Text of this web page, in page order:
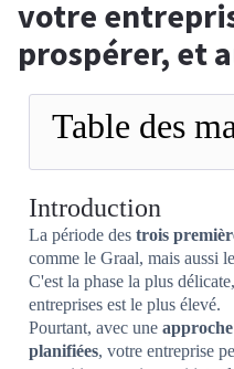
votre
prospérer, et
Table des
Introduction
La période des trois
comme le Graal, mais aussi
C'est la phase la plus
entreprises est le plus élevé.
Pourtant, avec une
planifiées, votre entreprise